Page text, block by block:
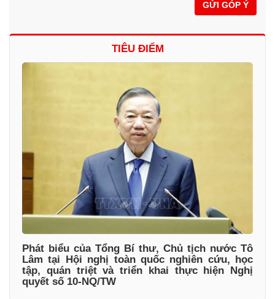
GỬI GÓP Ý
TIÊU ĐIỂM
Phát biểu của Tổng Bí thư, Chủ tịch nước Tô
Lâm tại Hội nghị toàn quốc nghiên cứu, học
tập, quán triệt và triển khai thực hiện Nghị
quyết số 10-NQ/TW